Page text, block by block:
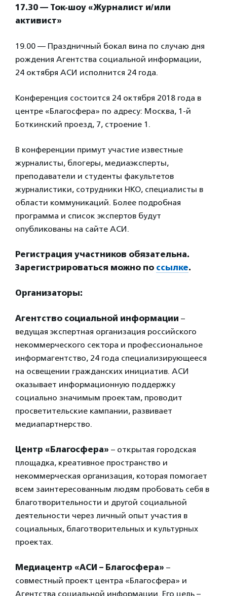
17.30 — Ток-шоу «Журналист и/или
активист»
19.00 — Праздничный бокал вина по случаю дня
рождения Агентства социальной информации,
24 октября АСИ исполнится 24 года.
Конференция состоится 24 октября 2018 года в
центре «Благосфера» по адресу: Москва, 1-й
Боткинский проезд, 7, строение 1.
В конференции примут участие известные
журналисты, блогеры, медиаэксперты,
преподаватели и студенты факультетов
журналистики, сотрудники НКО, специалисты в
области коммуникаций. Более подробная
программа и список экспертов будут
опубликованы на сайте АСИ.
Регистрация участников обязательна.
Зарегистрироваться можно по ссылке.
Организаторы:
Агентство социальной информации –
ведущая экспертная организация российского
некоммерческого сектора и профессиональное
информагентство, 24 года специализирующееся
на освещении гражданских инициатив. АСИ
оказывает информационную поддержку
социально значимым проектам, проводит
просветительские кампании, развивает
медиапартнерство.
Центр «Благосфера» – открытая городская
площадка, креативное пространство и
некоммерческая организация, которая помогает
всем заинтересованным людям пробовать себя в
благотворительности и другой социальной
деятельности через личный опыт участия в
социальных, благотворительных и культурных
проектах.
Медиацентр «АСИ – Благосфера» –
совместный проект центра «Благосфера» и
Агентства социальной информации. Его цель –